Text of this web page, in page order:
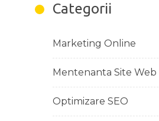
Categorii
Marketing Online
Mentenanta Site Web
Optimizare SEO